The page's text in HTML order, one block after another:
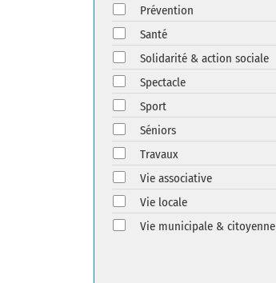
Prévention
Santé
Solidarité & action sociale
Spectacle
Sport
Séniors
Travaux
Vie associative
Vie locale
Vie municipale & citoyenne